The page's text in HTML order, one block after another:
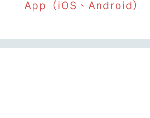
App（iOS、Android）